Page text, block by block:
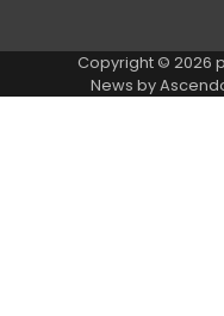
Copyright © 2026
News by